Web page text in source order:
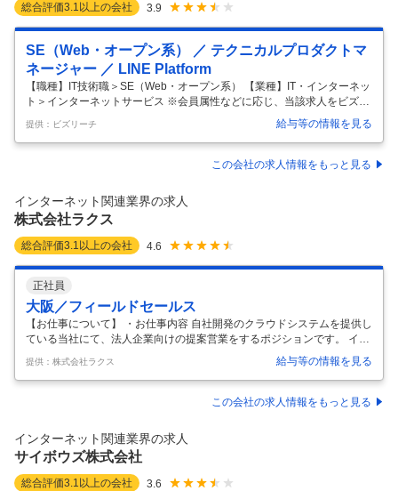
総合評価3.1 以上の会社 3.9
SE（Web・オープン系） ／ テクニカルプロダクトマ
ネージャー ／ LINE Platform
【職種】IT技術職＞SE（Web・オープン系） 【業種】IT・インターネッ
ト＞インターネットサービス ※会員属性などに応じ、当該求人をビズリ
ーチ上で閲覧された際に内容が異なる場合があります ◢◤ 国内外での更
なる事業拡大とサービスの多角化を目指す日本最大級のテックカンパニ
ー LINEとYahoo!の統合によって生まれた、日本最大級のテックカンパ
ニー。私たちは、メッセンジャー、検索、ECなど、国民の生活に不可欠
1万人以上のプロフェッショナルが、ユーザーに感動を届けるサービス
を日々追求しています。 ◢◤ ポジション概要 「LINE」
提供：ビズリーチ 給与等の情報を見る
この会社の求人情報をもっと見る
インターネット関連業界の求人
株式会社ラクス
総合評価3.1 以上の会社 4.6
正社員
大阪／フィールドセールス
【お仕事について】 ・お仕事内容 自社開発のクラウドシステムを提供し
ている当社にて、法人企業向けの提案営業をするポジションです。 イン
サイドセールスより商談化されたアポイントへのWeb商談、または訪問
による提案を実施。商談を前に進め、受注までをフォローしていきま
す。 マーケティングやインサイドセールス、カスタマーサクセス部門と
連携することで、ビジネス領域の戦略や営業企画の視点を学ぶことがで
サイト、その他のメディアからのお問合せへの反響営業がメインで、We
b商談、または訪問して提案を行います。 並行してお客様の声を収集
し、製品開…
提供：株式会社ラクス 給与等の情報を見る
この会社の求人情報をもっと見る
インターネット関連業界の求人
サイボウズ株式会社
総合評価3.1 以上の会社 3.6